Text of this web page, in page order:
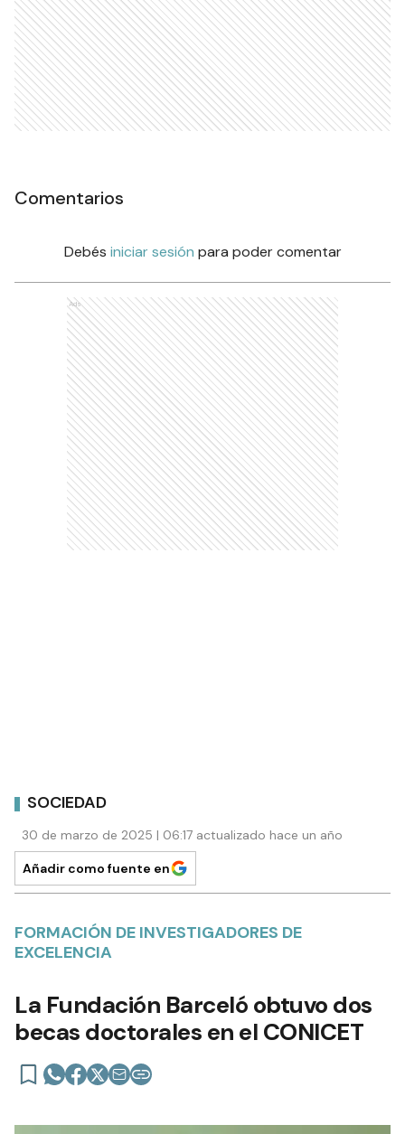
Comentarios
Debés iniciar sesión para poder comentar
Ads
SOCIEDAD
30 de marzo de 2025 | 06:17 actualizado hace un año
Añadir como fuente en
FORMACIÓN DE INVESTIGADORES DE
EXCELENCIA
La Fundación Barceló obtuvo dos
becas doctorales en el CONICET